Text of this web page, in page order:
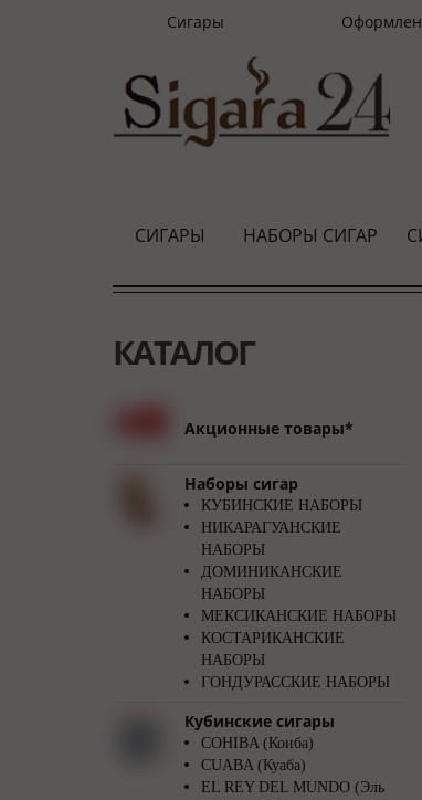
Сигары
СИГАРЫ НАБОРЫ СИГАР
КАТАЛОГ
Акционные товары*
Наборы сигар
КУБИНСКИЕ НАБОРЫ
НИКАРАГУАНСКИЕ
НАБОРЫ
ДОМИНИКАНСКИЕ
НАБОРЫ
МЕКСИКАНСКИЕ НАБОРЫ
КОСТАРИКАНСКИЕ
НАБОРЫ
ГОНДУРАССКИЕ НАБОРЫ
Кубинские сигары
COHIBA (Коиба)
CUABA (Куаба)
EL REY DEL MUNDO (Эль